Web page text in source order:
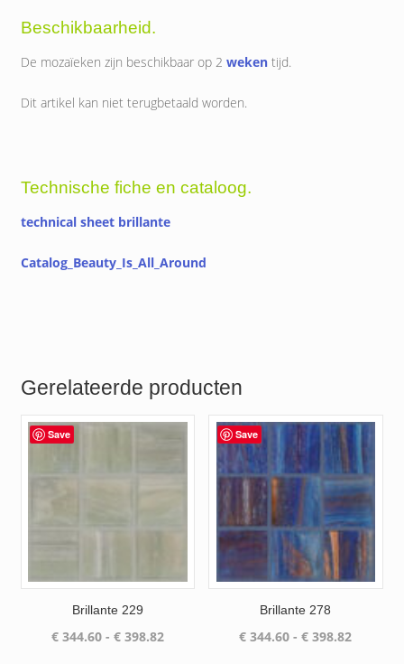
Beschikbaarheid.
De mozaïeken zijn beschikbaar op 2 wekentijd.
Dit artikel kan niet terugbetaald worden.
Technische fiche en cataloog.
technical sheet brillante
Catalog_Beauty_Is_All_Around
Gerelateerde producten
Save
Brillante 229
€344.60 - €398.82Prijsklasse:
Save
Brillante 278
€ 344.60 - € 398.82